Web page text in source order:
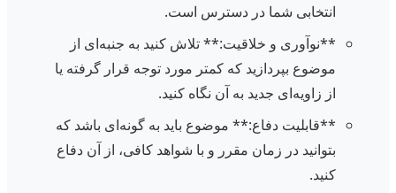
انتخابی شما در دسترس است.
**نوآوری و خلاقیت:** تلاش کنید به جنبه‌ای از
موضوع بپردازید که کمتر مورد توجه قرار گرفته یا
از زاویه‌ای جدید به آن نگاه کنید.
**قابلیت دفاع:** موضوع باید به گونه‌ای باشد که
بتوانید در زمان مقرر و با شواهد کافی، از آن دفاع
کنید.